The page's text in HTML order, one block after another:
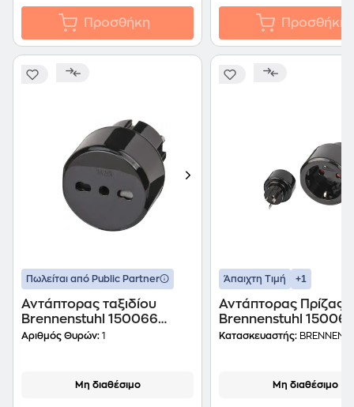
Προσθήκη Προσθήκη
Πωλείται από Public Partner
Αντάπτορας ταξιδίου
Brennenstuhl 150066
Ιταλικό σε Ελληνικό φις
Αριθμός Θυρών: 1
Μη διαθέσιμο
Άπαιχτη Τιμή +1
Αντάπτορας Πρίζας
Brennenstuhl
Ελλάδα σε Κίνα
Κατασκευαστής:
Μη διαθέσιμο